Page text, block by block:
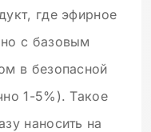
где эфирное
с базовым
в безопасной
1-5%). Такое
наносить на